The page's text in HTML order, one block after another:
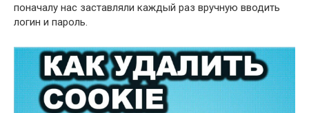
поначалу нас заставляли каждый раз вручную вводить
логин и пароль.